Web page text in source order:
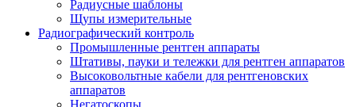
Радиусные шаблоны
Щупы измерительные
Радиографический контроль
Промышленные рентген аппараты
Штативы, пауки и тележки для рентген аппаратов
Высоковольтные кабели для рентгеновских
аппаратов
Негатоскопы